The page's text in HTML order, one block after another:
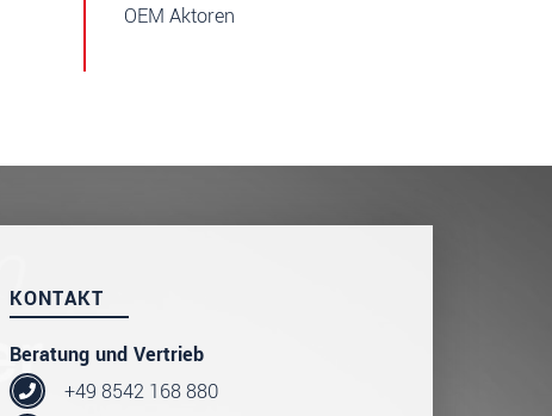
OEM Aktoren
KONTAKT
Beratung und Vertrieb
+49 8542 168 880